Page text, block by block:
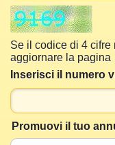
Se il codice di 4 cifre
aggiornare la pagina
Inserisci il numero
Promuovi il tuo